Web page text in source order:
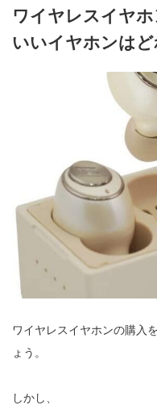
ワイヤレスイヤ
いいイヤホンはど
ワイヤレスイヤホンの購入
ょう。
しかし、